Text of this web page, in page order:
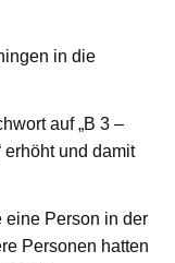
in die
auf „B 3 –
erhöht und damit
eine Person in der
Personen hatten